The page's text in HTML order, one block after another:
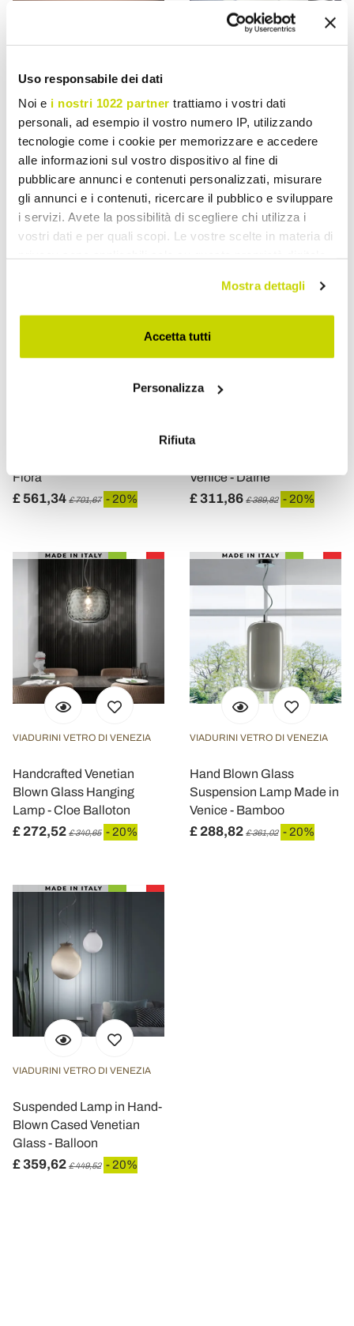
Uso responsabile dei dati
Noi e i nostri 1022 partner trattiamo i vostri dati
personali, ad esempio il vostro numero IP, utilizzando
tecnologie come i cookie per memorizzare e accedere
alle informazioni sul vostro dispositivo al fine di
pubblicare annunci e contenuti personalizzati, misurare
gli annunci e i contenuti, ricercare il pubblico e sviluppare
i servizi. Avete la possibilità di scegliere chi utilizza i
vostri dati e per quali scopi. Le vostre scelte in materia di
modificare o revocare il proprio consenso in qualsiasi
momento dalla Dichiarazione sui cookie o facendo clic
sull'icona di attivazione della privacy.
raccogliere informazioni sulla tua posizione
Identificare il tuo dispositivo, scansionandolo
Approfondisci come vengono elaborati i tuoi dati personali
dalla Dichiarazione sui cookie.
Utilizziamo i cookie per personalizzare contenuti ed
annunci, per fornire funzionalità dei social media e per
analizzare il nostro traffico. Condividiamo inoltre
informazioni sul modo in cui utilizza il nostro sito con i
nostri partner che si occupano di analisi dei dati web,
pubblicità e social media, i quali potrebbero combinarle
con altre informazioni che ha fornito loro o che hanno
raccolto dal suo utilizzo dei loro servizi.
Mostra dettagli
Accetta tutti
Personalizza
Rifiuta
VIADURINI VETRO DI VENEZIA
Hanging Lamp in Hand-
Blown Cased Venetian
Glass - Jupiter
£ 996,81 £ 1.246,02 - 20%
Handcrafted Suspension
Lamp in Layered Venetian
Glass - Jupiter
£ 1.340,70 £ 1.675,87
Flora
£ 561,34 £ 701,67 - 20%
Handmade Blown Glass
Venice - Dafne
£ 311,86 £ 389,82 - 20%
VIADURINI VETRO DI VENEZIA
Handcrafted Venetian
Blown Glass Hanging
Lamp - Cloe Balloton
£ 272,52 £ 340,65 - 20%
VIADURINI VETRO DI VENEZIA
Hand Blown Glass
Suspension Lamp Made in
Venice - Bamboo
£ 288,82 £ 361,02 - 20%
VIADURINI VETRO DI VENEZIA
Suspended Lamp in Hand-
Blown Cased Venetian
Glass - Balloon
£ 359,62 £ 449,52 - 20%